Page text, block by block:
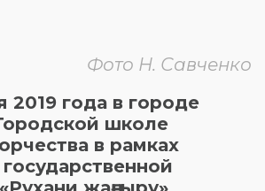
Фото Н. Савченко
2019 года в городе
школе
в рамках